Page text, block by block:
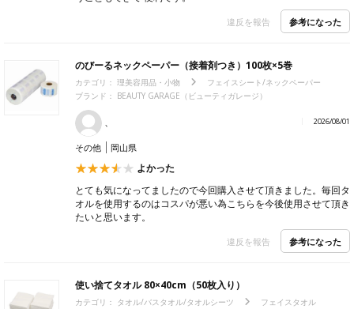
違反を報告 参考になった
のびーるネックペーパー（接着剤つき）100枚×5巻
カテゴリ： 理美容用品・小物
フェイスシート/ネックペーパー
ブランド： BEAUTY GARAGE（ビューティガレージ）
、 2026/08/01
その他 岡山県
よかった
とても気になってましたので今回購入させて頂きました。毎回タ
オルを使用するのはコスパが悪い為こちらを今後使用させて頂き
たいと思います。
違反を報告 参考になった
使い捨てタオル 80×40cm（50枚入り）
カテゴリ： タオル/バスタオル/タオルシーツ
フェイスタオル